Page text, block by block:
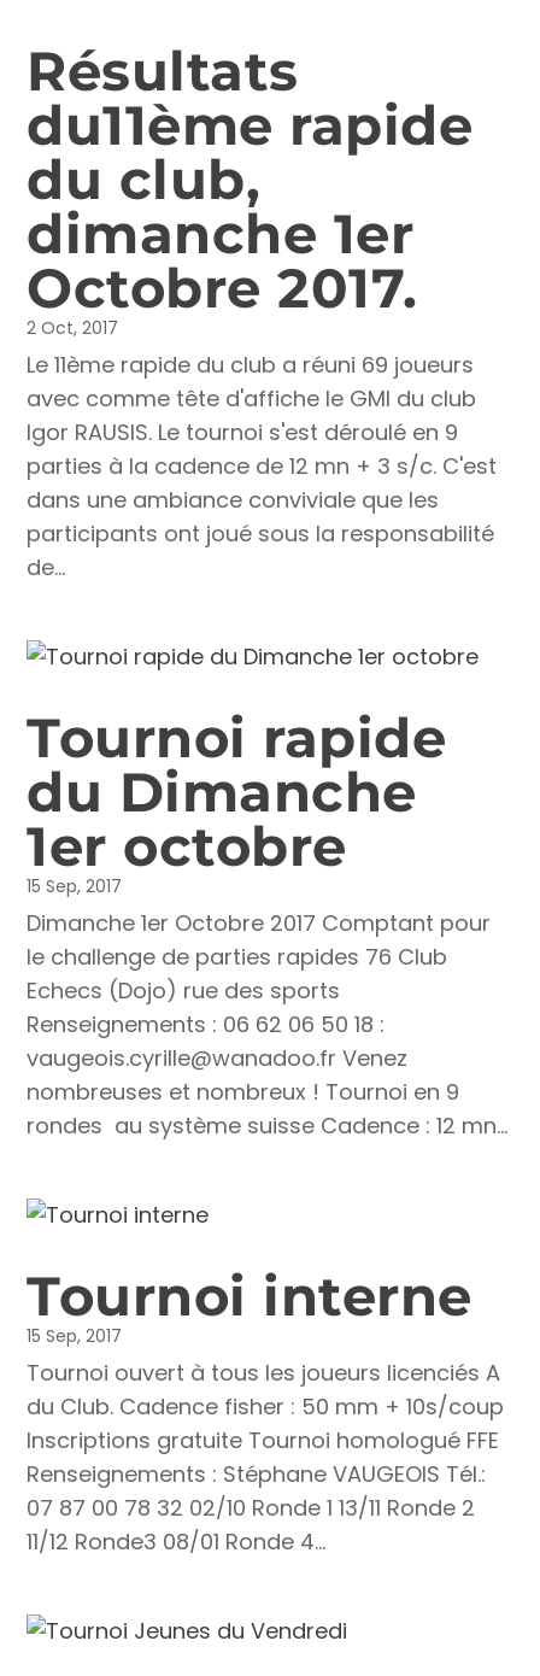
Résultats
du11ème rapide
du club,
dimanche 1er
Octobre 2017.
2 Oct, 2017
Le 11ème rapide du club a réuni 69 joueurs
avec comme tête d'affiche le GMI du club
Igor RAUSIS. Le tournoi s'est déroulé en 9
parties à la cadence de 12 mn + 3 s/c. C'est
dans une ambiance conviviale que les
participants ont joué sous la responsabilité
de...
Tournoi rapide
du Dimanche
1er octobre
15 Sep, 2017
Dimanche 1er Octobre 2017 Comptant pour
le challenge de parties rapides 76 Club
Echecs (Dojo) rue des sports
Renseignements : 06 62 06 50 18 :
vaugeois.cyrille@wanadoo.fr Venez
nombreuses et nombreux ! Tournoi en 9
rondes au système suisse Cadence : 12 mn...
Tournoi interne
15 Sep, 2017
Tournoi ouvert à tous les joueurs licenciés A
du Club. Cadence fisher : 50 mm + 10s/coup
Inscriptions gratuite Tournoi homologué FFE
Renseignements : Stéphane VAUGEOIS Tél.:
07 87 00 78 32 02/10 Ronde 1 13/11 Ronde 2
11/12 Ronde3 08/01 Ronde 4...